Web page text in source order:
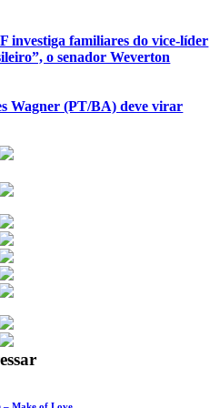
investiga familiares do vice-líder
o senador Weverton
Wagner (PT/BA) deve virar
– Make of Love